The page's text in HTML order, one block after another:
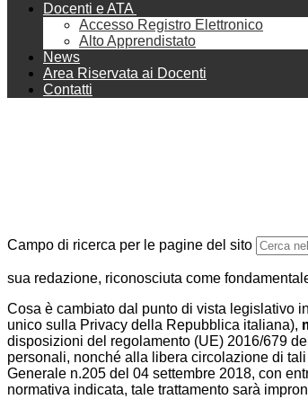
Docenti e ATA
Accesso Registro Elettronico
Alto Apprendistato
News
Area Riservata ai Docenti
Contatti
Campo di ricerca per le pagine del sito
sua redazione, riconosciuta come
Cosa è cambiato dal punto di vista legislativo
unico sulla Privacy della Repubblica italiana),
disposizioni del regolamento (UE) 2016/679
personali, nonché alla libera circolazione di
Generale n.205 del 04 settembre 2018, con
normativa indicata, tale trattamento sarà